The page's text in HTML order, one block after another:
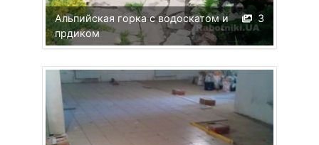
3
Альпийская горка с водоскатом и
прдиком